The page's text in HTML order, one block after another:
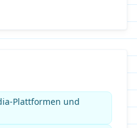
Plattformen und